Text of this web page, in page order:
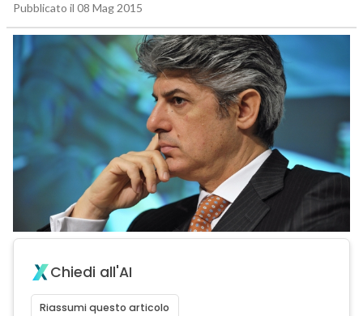
Pubblicato il 08 Mag 2015
Chiedi all'AI
Riassumi questo articolo